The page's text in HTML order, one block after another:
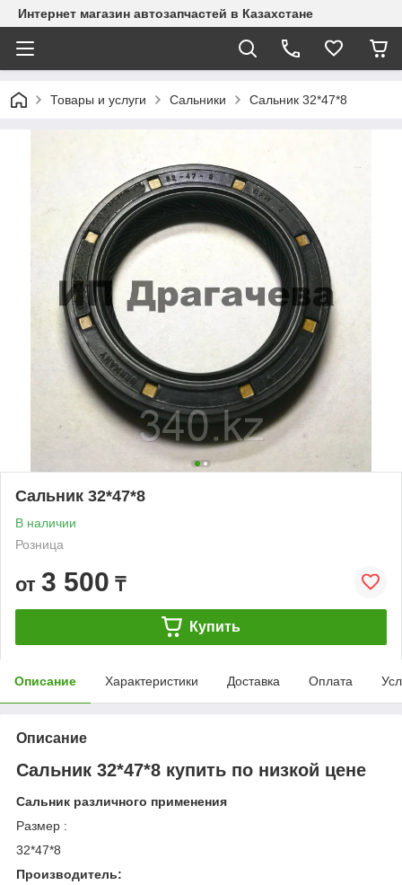
Интернет магазин автозапчастей в Казахстане
Товары и услуги Сальники Сальник 32*47*8
Сальник 32*47*8
В наличии
Розница
от 3 500 ₸
Купить
Описание Характеристики Доставка Оплата
Описание
Сальник 32*47*8 купить по низкой цене
Сальник различного применения
Размер :
32*47*8
Производитель: